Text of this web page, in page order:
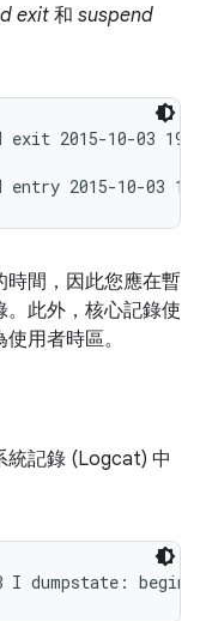
exit和 suspend
exit 2015-10-03
entry 2015-10-03
時間，因此您應在暫
此外，核心記錄使
用者時區。
統記錄 (Logcat) 中
I dumpstate: begin